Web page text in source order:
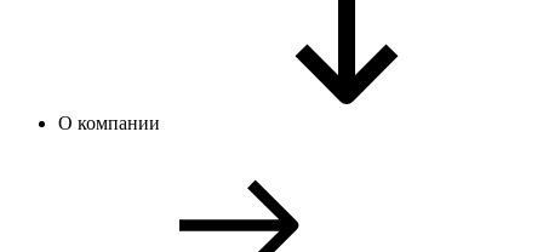
О компании